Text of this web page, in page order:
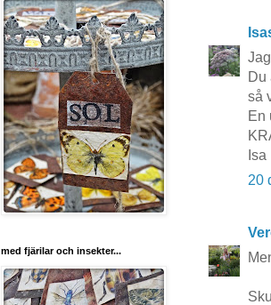
Du
så
En
Isa
20
med fjärilar och insekter...